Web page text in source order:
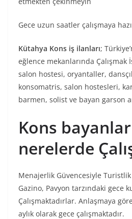
Gece uzun saatler çalışmaya
Kütahya Kons iş ilanları;
eğlence mekanlarında Çalışmak
salon hostesi, oryantaller,
konsomatris, salon hostesleri,
barmen, solist ve bayan garson
Kons bayanlar
nerelerde
Menajerlik Güvencesiyle
Gazino, Pavyon tarzındaki gece
Çalışmaktadırlar. Anlaşmaya
aylık olarak gece çalışmaktadır.